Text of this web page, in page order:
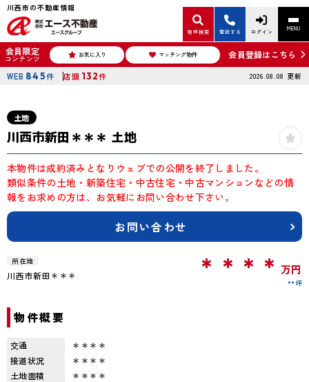
川西市の不動産情報
物件検索 電話する ログイン MENU
会員限定
コンテンツ お気に入り マッチング物件 会員登録はこちら
WEB 845件 店頭 132件 2026.08.08 更新
土地
川西市新田＊＊＊ 土地
本物件は成約済みとなりウェブでの公開を終了しました。
類似条件の土地・新築住宅・中古住宅・中古マンションなどの情
報をお求めの方は、お気軽にお問い合わせ下さい。
お問い合わせ
所在地
川西市新田＊＊＊ ＊＊＊＊ 万円
**坪
物件概要
交通
＊＊＊＊
接道状況
＊＊＊＊
土地面積
＊＊＊＊